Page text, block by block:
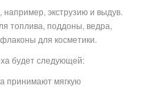
экструзию и выдув.
топлива, поддоны, ведра,
для косметики.
будет следующей:
принимают мягкую